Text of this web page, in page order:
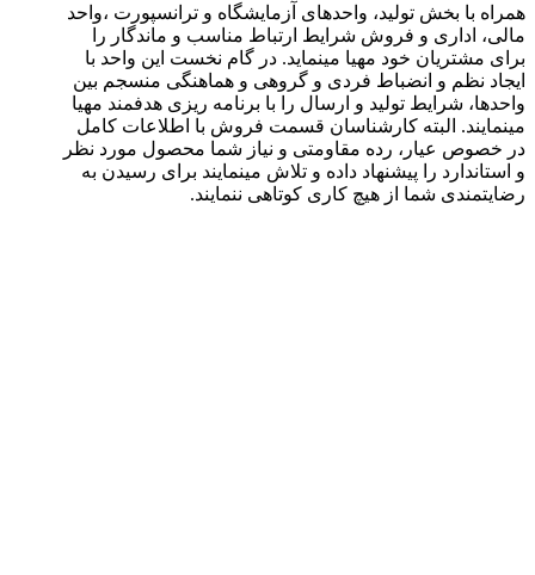
همراه با بخش تولید، واحدهای آزمایشگاه و ترانسپورت ،واحد
مالی، اداری و فروش شرایط ارتباط مناسب و ماندگار را
برای مشتریان خود مهیا مینماید. در گام نخست این واحد با
ایجاد نظم و انضباط فردی و گروهی و هماهنگی منسجم بین
واحدها، شرایط تولید و ارسال را با برنامه ریزی هدفمند مهیا
مینمایند. البته کارشناسان قسمت فروش با اطلاعات کامل
در خصوص عیار، رده مقاومتی و نیاز شما محصول مورد نظر
و استاندارد را پیشنهاد داده و تلاش مینمایند برای رسیدن به
رضایتمندی شما از هیچ کاری کوتاهی ننمایند.